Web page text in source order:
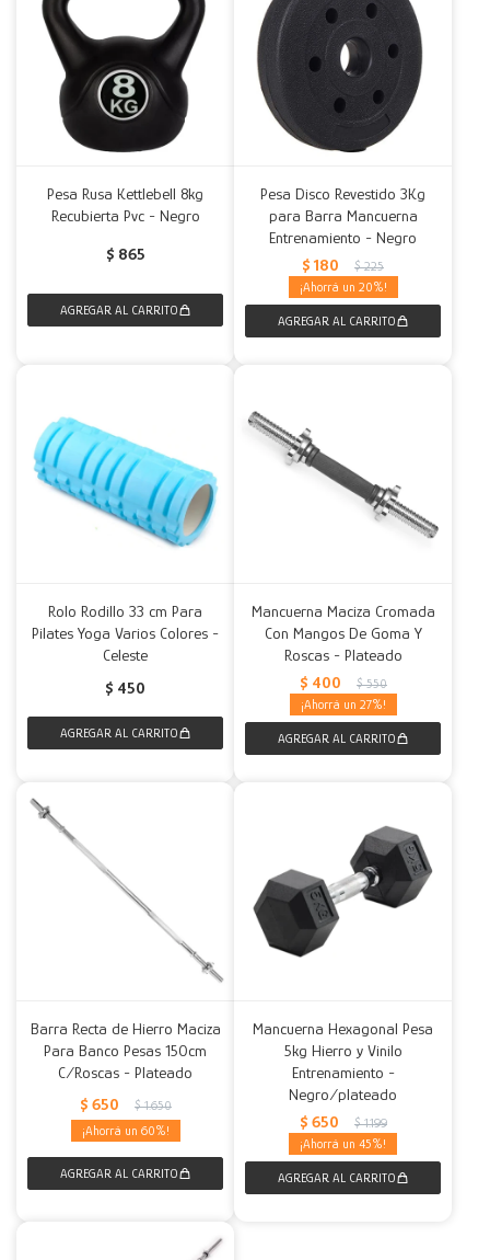
Pesa Rusa Kettlebell 8kg
Recubierta Pvc - Negro
$ 865
Pesa Disco Revestido 3Kg
para Barra Mancuerna
Entrenamiento - Negro
$ 180 $ 225
20
Rolo Rodillo 33 cm Para
Pilates Yoga Varios Colores -
Celeste
$ 450
Mancuerna Maciza Cromada
Con Mangos De Goma Y
Roscas - Plateado
$ 400 $ 550
27
Barra Recta de Hierro Maciza
Para Banco Pesas 150cm
C/Roscas - Plateado
$ 650 $ 1.650
60
Mancuerna Hexagonal Pesa
5kg Hierro y Vinilo
Entrenamiento -
Negro/plateado
$ 650 $ 1.199
45